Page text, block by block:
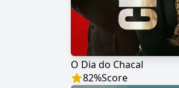
O Dia do Chacal
82%Score